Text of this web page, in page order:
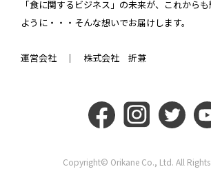
「食に関するビジネス」の未来が、これから
ように・・・そんな想いでお届けします。
運営会社 ｜ 株式会社 折兼
Copyright© Orikane Co., Ltd. All Rights